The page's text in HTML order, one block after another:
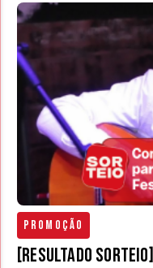
Promoção
[RESULTADO